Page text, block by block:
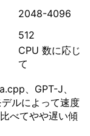
2048-4096
512
CPU 数に応じ
て
、GPT-J、
ルによって速度
べてやや遅い傾